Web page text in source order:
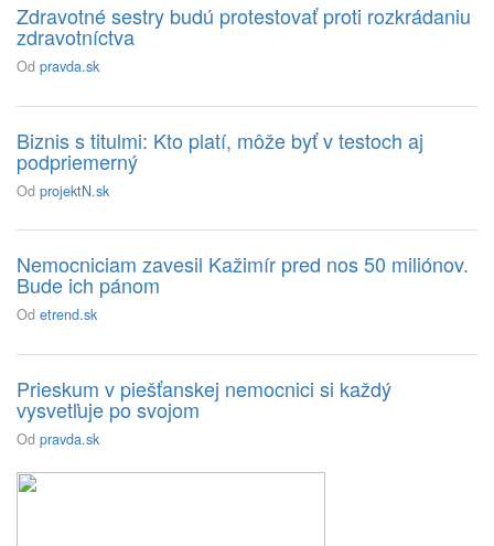
Zdravotné sestry budú protestovať proti rozkrádaniu
zdravotníctva
Od pravda.sk
Biznis s titulmi: Kto platí, môže byť v testoch aj
podpriemerný
Od projektN.sk
Nemocniciam zavesil Kažimír pred nos 50 miliónov.
Bude ich pánom
Od etrend.sk
Prieskum v piešťanskej nemocnici si každý
vysvetľuje po svojom
Od pravda.sk